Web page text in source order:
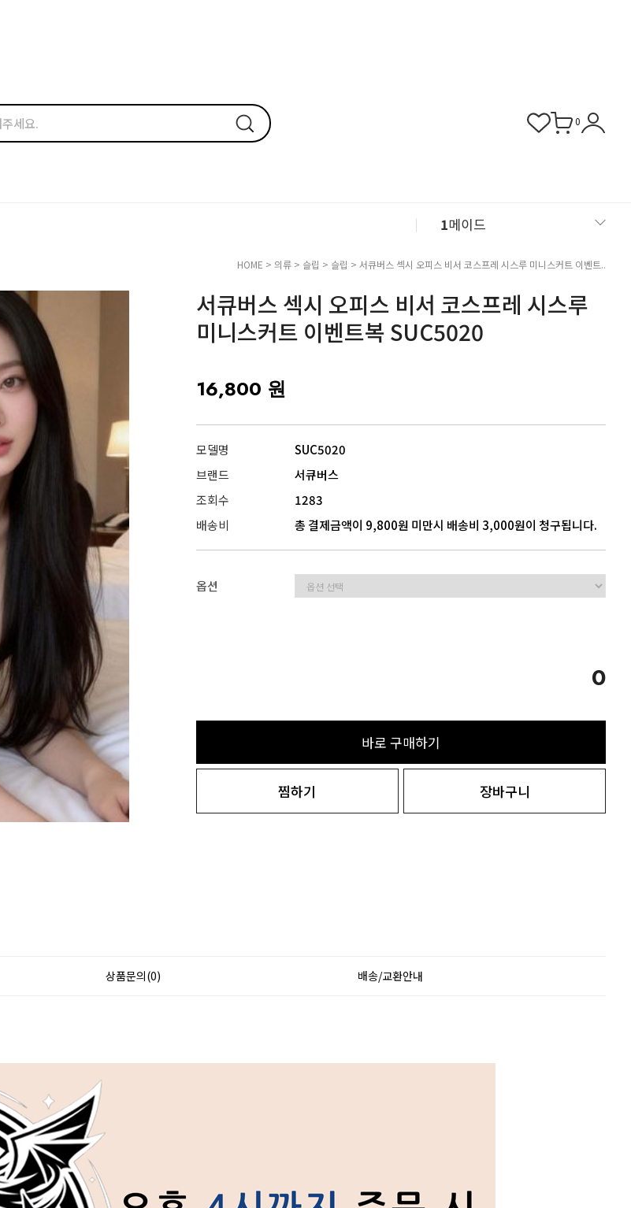
0
1메이드
2섹시 슬립
3버니걸
HOME > 의류 > 슬립 > 슬립 > 서큐버스 섹시 오피스 비서 코스프레 시스루 미니스커트 이벤트..
서큐버스 섹시 오피스 비서 코스프레 시스루
미니스커트 이벤트복 SUC5020
16,800 원
모델명
SUC5020
브랜드
서큐버스
조회수
1283
배송비
총 결제금액이 9,800원 미만시 배송비 3,000원이 청구됩니다.
옵션
0
바로 구매하기
찜하기 장바구니
상품문의(0) 배송/교환안내